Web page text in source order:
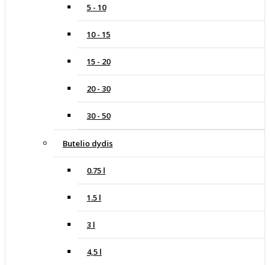
5 - 10
10 - 15
15 - 20
20 - 30
30 - 50
Butelio dydis
0.75 l
1.5 l
3 l
4,5 l